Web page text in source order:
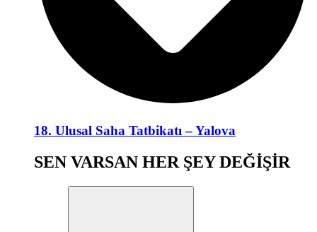
18. Ulusal Saha Tatbikatı – Yalova
SEN VARSAN HER ŞEY DEĞİŞİR